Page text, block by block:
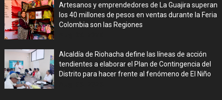
Artesanos y emprendedores de La Guajira superan
los 40 millones de pesos en ventas durante la Feria
Colombia son las Regiones
Alcaldía de Riohacha define las líneas de acción
tendientes a elaborar el Plan de Contingencia del
Distrito para hacer frente al fenómeno de El Niño